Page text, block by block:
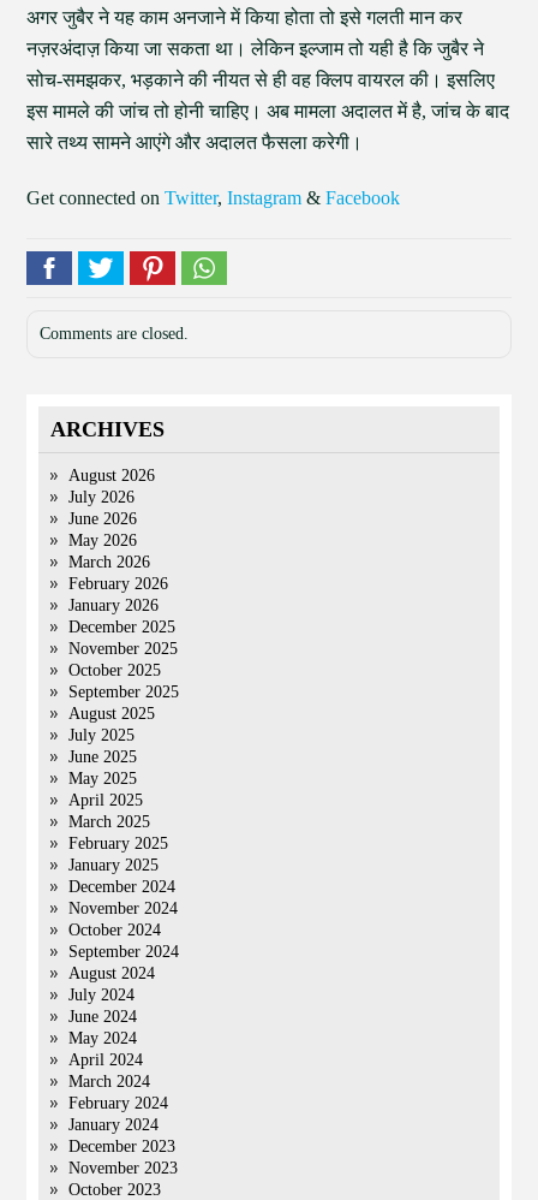
अगर जुबैर ने यह काम अनजाने में किया होता तो इसे गलती मान कर
नज़रअंदाज़ किया जा सकता था। लेकिन इल्जाम तो यही है कि जुबैर ने
सोच-समझकर, भड़काने की नीयत से ही वह क्लिप वायरल की। इसलिए
इस मामले की जांच तो होनी चाहिए। अब मामला अदालत में है, जांच के बाद
सारे तथ्य सामने आएंगे और अदालत फैसला करेगी।
Get connected onTwitter,Instagram &Facebook
Comments are closed.
ARCHIVES
August 2026
July 2026
June 2026
May 2026
March 2026
February 2026
January 2026
December 2025
November 2025
October 2025
September 2025
August 2025
July 2025
June 2025
May 2025
April 2025
March 2025
February 2025
January 2025
December 2024
November 2024
October 2024
September 2024
August 2024
July 2024
June 2024
May 2024
April 2024
March 2024
February 2024
January 2024
December 2023
November 2023
October 2023